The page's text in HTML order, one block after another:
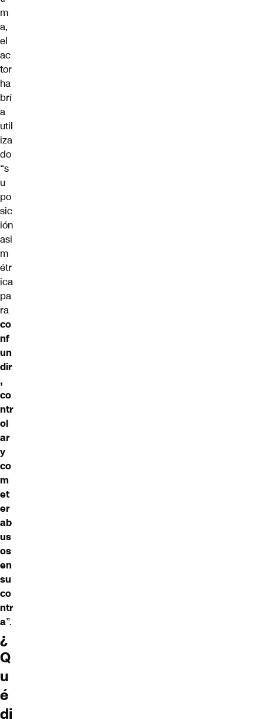
m
a,
el
ac
tor
ha
brí
a
util
iza
do
“s
u
po
sic
ión
asi
m
étr
ica
pa
ra
co
nf
un
dir
,
co
ntr
ol
ar
y
co
m
et
er
ab
us
os
en
su
co
ntr
a”.
¿
Q
u
é
di